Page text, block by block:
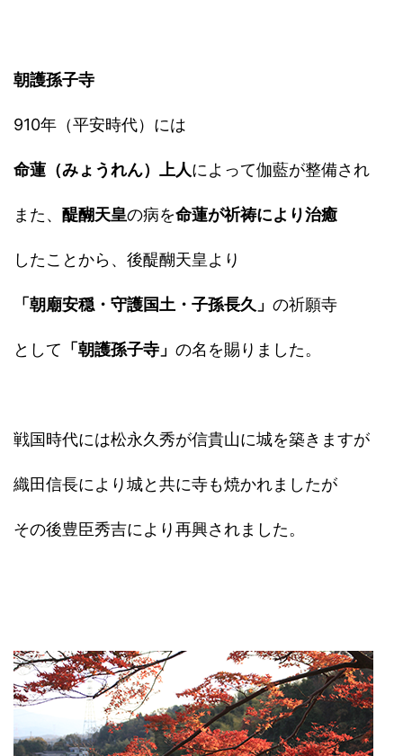
朝護孫子寺
910年（平安時代）には
命蓮（みょうれん）上人によって伽藍が整備され
また、 醍醐天皇の病を命蓮が祈祷により治癒
したことから、後醍醐天皇より
「朝廟安穏・守護国土・子孫長久」 の祈願寺
として 「朝護孫子寺」 の名を賜りました。
戦国時代には松永久秀が信貴山に城を築きますが
織田信長により城と共に寺も焼かれましたが
その後豊臣秀吉により再興されました。